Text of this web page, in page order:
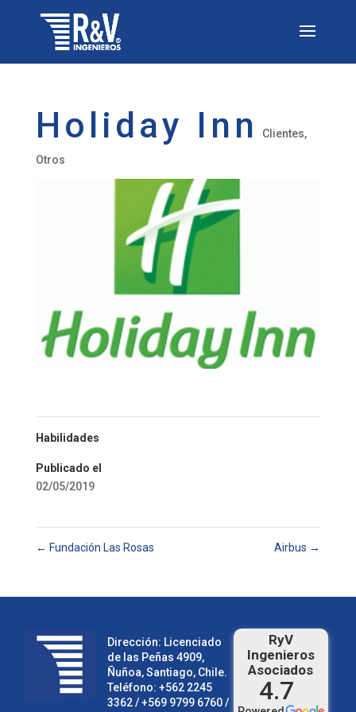
Holiday Inn Clientes,
Otros
Habilidades
Publicado el
02/05/2019
← Fundación Las Rosas Airbus →
Dirección: Licenciado
de las Peñas 4909,
Ñuñoa, Santiago, Chile.
Teléfono: +562 2245
3362/ +569 9799 6760 /
RyV
Ingenieros
Asociados
4.7